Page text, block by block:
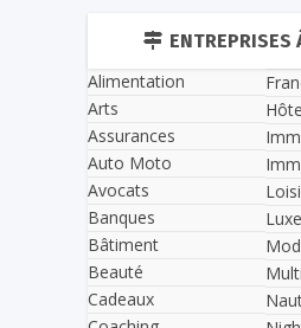
ENTREPRISES
Alimentation
Arts
Assurances
Auto Moto
Avocats
Banques
Bâtiment
Beauté
Cadeaux
Luxe